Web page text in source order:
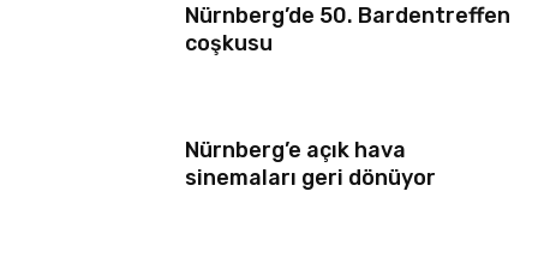
Nürnberg’de 50. Bardentreffen
coşkusu
Nürnberg’e açık hava
sinemaları geri dönüyor